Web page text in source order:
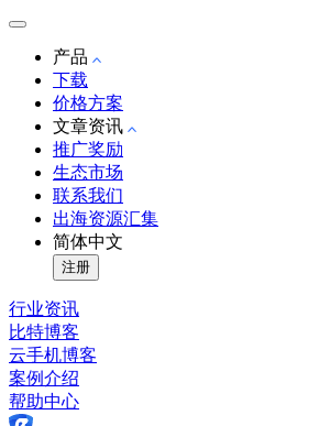
产品
下载
价格方案
文章资讯
推广奖励
生态市场
联系我们
出海资源汇集
简体中文
注册
行业资讯
比特博客
云手机博客
案例介绍
帮助中心